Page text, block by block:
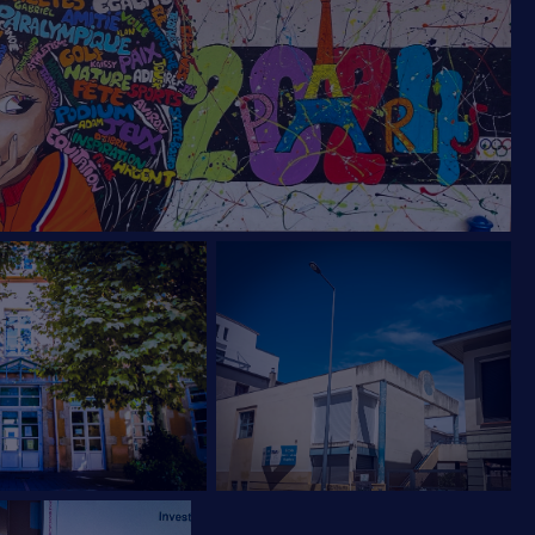
pour
mineurs,
aucune
exercent
ne le
peut être
des
des